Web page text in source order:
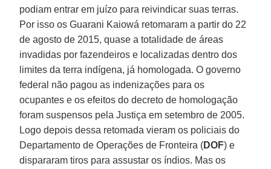
podiam entrar em juízo para reivindicar suas terras.
Por isso os Guarani Kaiowá retomaram a partir do 22
de agosto de 2015, quase a totalidade de áreas
invadidas por fazendeiros e localizadas dentro dos
limites da terra indígena, já homologada. O governo
federal não pagou as indenizações para os
ocupantes e os efeitos do decreto de homologação
foram suspensos pela Justiça em setembro de 2005.
Logo depois dessa retomada vieram os policiais do
Departamento de Operações de Fronteira (DOF) e
dispararam tiros para assustar os índios. Mas os